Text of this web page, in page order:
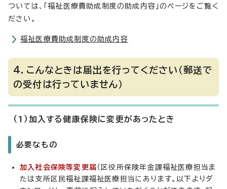
ついては、「福祉医療費助成制度の助成内容」のページをご覧く
ださい。
福祉医療費助成制度の助成内容
4．こんなときは届出を行ってください（郵送で
の受付は行っていません）
（1）加入する健康保険に変更があったとき
必要なもの
加入社会保険等変更届 （区役所保険年金課福祉医療担当ま
たは支所区民福祉課福祉医療担当にあります。以下よりダ